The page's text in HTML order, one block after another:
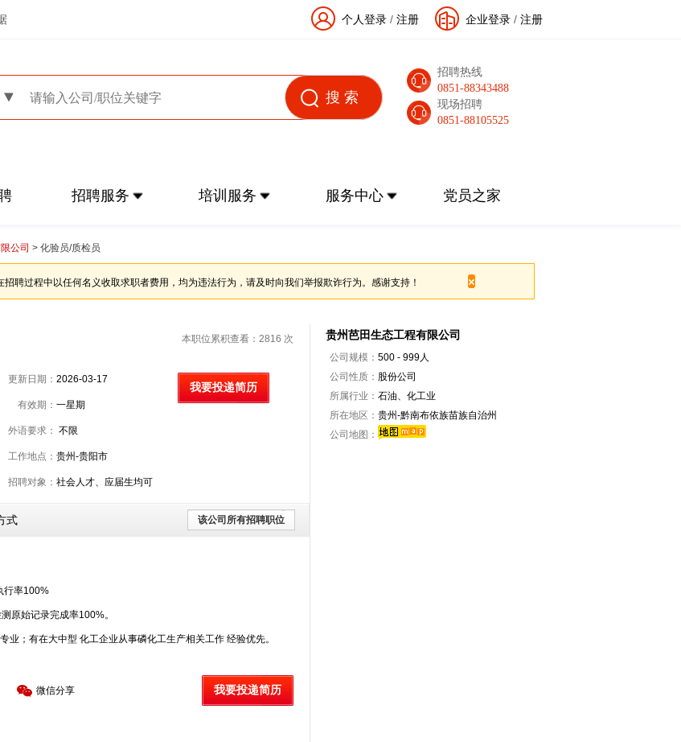
企业登录 / 注册
个人登录 / 注册
招聘热线
0851-88343488
现场招聘
0851-88105525
招聘服务 培训服务 服务中心 党员之家
公司 > 化验员/质检员
聘过程中以任何名义收取求职者费用，均为违法行为，请及时向我们举报欺诈行为。感谢支持！ ×
本职位累积查看：2816 次
我要投递简历
更新日期： 2026-03-17
有效期： 一星期
外语要求： 不限
工作地点： 贵州-贵阳市
招聘对象： 社会人才、应届生均可
式 该公司所有招聘职位
行率100%
原始记录完成率100%。
；有在大中型 化工企业从事磷化工生产相关工作 经验优先。
微信分享 我要投递简历
贵州芭田生态工程有限公司
公司规模： 500 - 999人
公司性质： 股份公司
所属行业： 石油、化工业
所在地区： 贵州-黔南布依族苗族自治州
公司地图：